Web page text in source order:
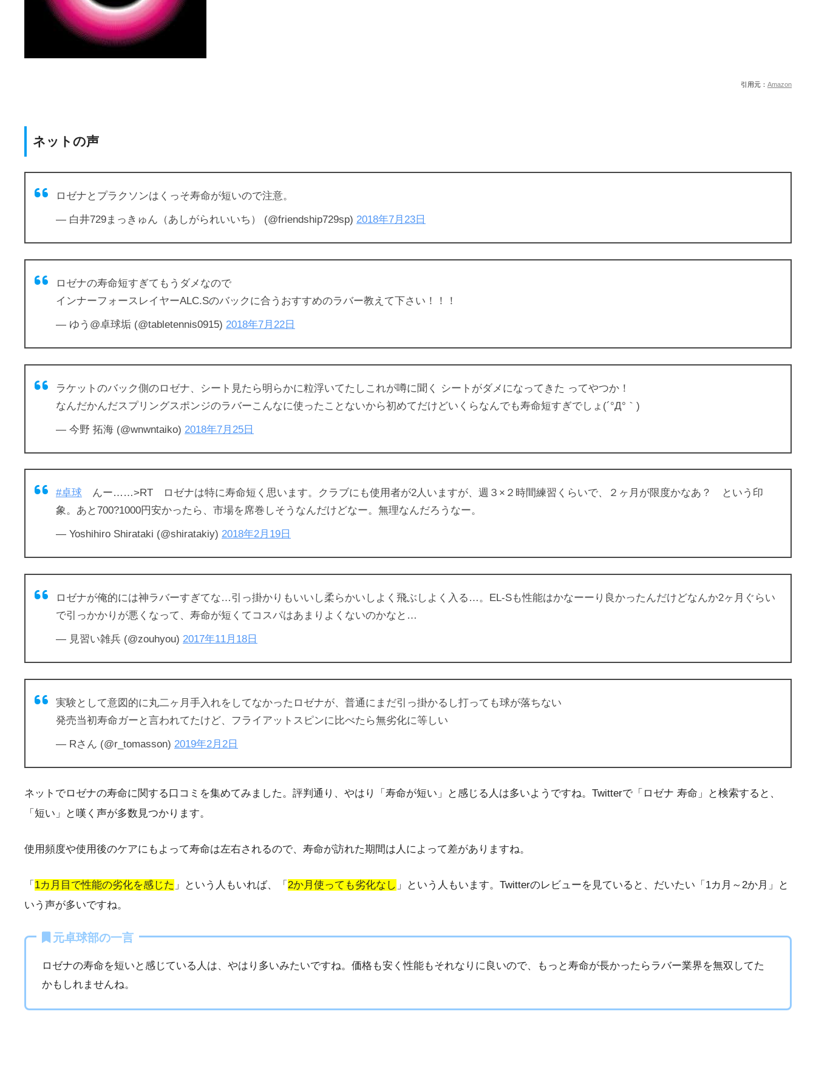
引用元： Amazon
ネットの声
ロゼナとプラクソンはくっそ寿命が短いので注意。
— 白井729まっきゅん（あしがられいいち） (@friendship729sp) 2018年7月23日
ロゼナの寿命短すぎてもうダメなので
インナーフォースレイヤーALC.Sのバックに合うおすすめのラバー教えて下さい！！！
— ゆう@卓球垢 (@tabletennis0915) 2018年7月22日
ラケットのバック側のロゼナ、シート見たら明らかに粒浮いてたしこれが噂に聞く シートがダメになってきた ってやつか！
なんだかんだスプリングスポンジのラバーこんなに使ったことないから初めてだけどいくらなんでも寿命短すぎでしょ(´°Д°｀)
— 今野 拓海 (@wnwntaiko) 2018年7月25日
#卓球 んー……>RT ロゼナは特に寿命短く思います。クラブにも使用者が2人いますが、週３×２時間練習くらいで、２ヶ月が限度かなあ？ という印
象。あと700?1000円安かったら、市場を席巻しそうなんだけどなー。無理なんだろうなー。
— Yoshihiro Shirataki (@shiratakiy) 2018年2月19日
ロゼナが俺的には神ラバーすぎてな…引っ掛かりもいいし柔らかいしよく飛ぶしよく入る…。EL-Sも性能はかなーーり良かったんだけどなんか2ヶ月ぐらい
で引っかかりが悪くなって、寿命が短くてコスパはあまりよくないのかなと…
— 見習い雑兵 (@zouhyou) 2017年11月18日
実験として意図的に丸二ヶ月手入れをしてなかったロゼナが、普通にまだ引っ掛かるし打っても球が落ちない
発売当初寿命ガーと言われてたけど、フライアットスピンに比べたら無劣化に等しい
— Rさん (@r_tomasson) 2019年2月2日
ネットでロゼナの寿命に関する口コミを集めてみました。評判通り、やはり「寿命が短い」と感じる人は多いようですね。Twitterで「ロゼナ 寿命」と検索すると、
「短い」と嘆く声が多数見つかります。
使用頻度や使用後のケアにもよって寿命は左右されるので、寿命が訪れた期間は人によって差がありますね。
「 1カ月目で性能の劣化を感じた 」という人もいれば、「 2か月使っても劣化なし 」という人もいます。Twitterのレビューを見ていると、だいたい「1カ月～2か月」と
いう声が多いですね。
元卓球部の一言
ロゼナの寿命を短いと感じている人は、やはり多いみたいですね。価格も安く性能もそれなりに良いので、もっと寿命が長かったらラバー業界を無双してた
かもしれませんね。